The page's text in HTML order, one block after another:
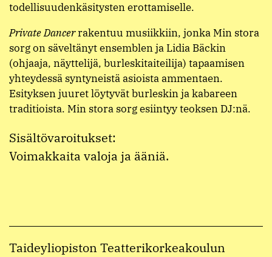
todellisuudenkäsitysten erottamiselle.
Private Dancerrakentuu musiikkiin, jonka Min stora
sorg on säveltänyt ensemblen ja Lidia Bäckin
(ohjaaja, näyttelijä, burleskitaiteilija) tapaamisen
yhteydessä syntyneistä asioista ammentaen.
Esityksen juuret löytyvät burleskin ja kabareen
traditioista. Min stora sorg esiintyy teoksen DJ:nä.
Sisältövaroitukset:
Voimakkaita valoja ja ääniä.
Taideyliopiston Teatterikorkeakoulun